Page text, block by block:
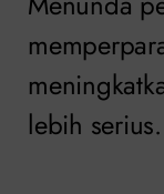
lebih serius.